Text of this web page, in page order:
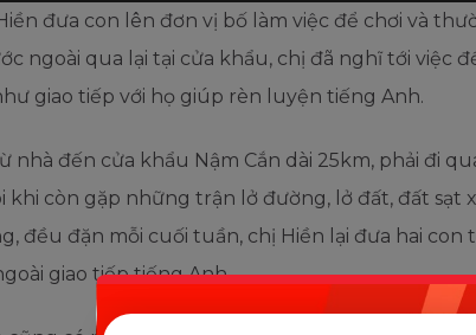
đưa con lên đơn vị bố làm việc để chơi và
ngoài qua lại tại cửa khẩu, chị đã nghĩ tới việc
giao tiếp với họ giúp rèn luyện tiếng Anh.
nhà đến cửa khẩu Nậm Cắn dài 25km, phải đi
khi còn gặp những trận lở đường, lở đất, đất sạt
đều đặn mỗi cuối tuần, chị Hiền lại đưa hai con
giao tiếp tiếng Anh.